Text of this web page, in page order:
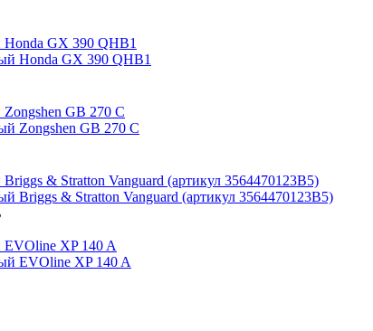
Honda GX 390 QHB1
GB 270 C
& Stratton Vanguard (артикул 3564470123B5)
EVOline XP 140 A